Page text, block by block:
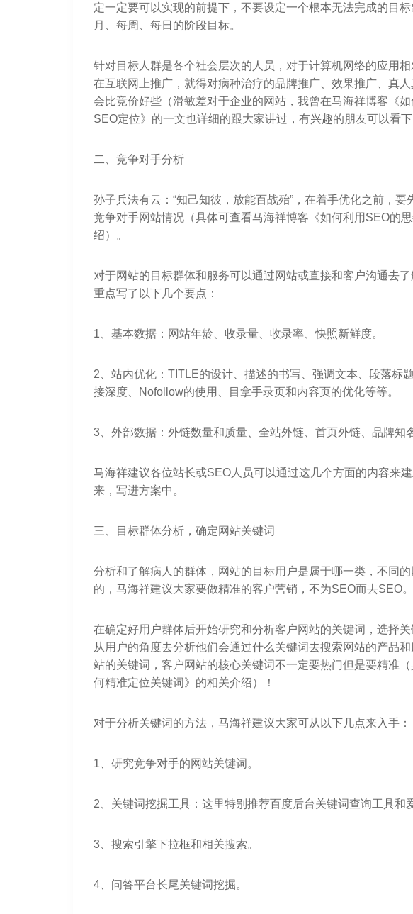
定一定要可以实现的前提下，不要设定一个根本无法完成的目
月、每周、每日的阶段目标。
针对目标人群是各个社会层次的人员，对于计算机网络的应用
在互联网上推广，就得对病种治疗的品牌推广、效果推广、真
会比竞价好些（滑敏差对于企业的网站，我曾在马海祥博客《
SEO定位》的一文也详细的跟大家讲过，有兴趣的朋友可以看下
二、竞争对手分析
孙子兵法有云：“知己知彼，放能百战殆”，在着手优化之前，
竞争对手网站情况（具体可查看马海祥博客《如何利用SEO的
绍）。
对于网站的目标群体和服务可以通过网站或直接和客户沟通去
重点写了以下几个要点：
1、基本数据：网站年龄、收录量、收录率、快照新鲜度。
2、站内优化：TITLE的设计、描述的书写、强调文本、段落标
接深度、Nofollow的使用、目拿手录页和内容页的优化等等。
3、外部数据：外链数量和质量、全站外链、首页外链、品牌知
马海祥建议各位站长或SEO人员可以通过这几个方面的内容来
来，写进方案中。
三、目标群体分析，确定网站关键词
分析和了解病人的群体，网站的目标用户是属于哪一类，不同
的，马海祥建议大家要做精准的客户营销，不为SEO而去SEO。
在确定好用户群体后开始研究和分析客户网站的关键词，选择
从用户的角度去分析他们会通过什么关键词去搜索网站的产品
站的关键词，客户网站的核心关键词不一定要热门但是要精准
何精准定位关键词》的相关介绍）！
对于分析关键词的方法，马海祥建议大家可从以下几点来入手：
1、研究竞争对手的网站关键词。
2、关键词挖掘工具：这里特别推荐百度后台关键词查询工具和
3、搜索引擎下拉框和相关搜索。
4、问答平台长尾关键词挖掘。